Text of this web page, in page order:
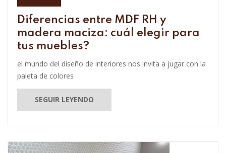
Diferencias entre MDF RH y
madera maciza: cuál elegir para
tus muebles?
el mundo del diseño de interiores nos invita a jugar con la
paleta de colores
SEGUIR LEYENDO